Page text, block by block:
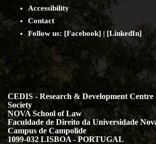
Accessibility
Contact
Follow us: [Facebook] | [LinkedIn]
CEDIS - Research & Development
Society
NOVA School of Law
Faculdade de Direito da Universidade
Campus de Campolide
1099-032 LISBOA - PORTUGAL